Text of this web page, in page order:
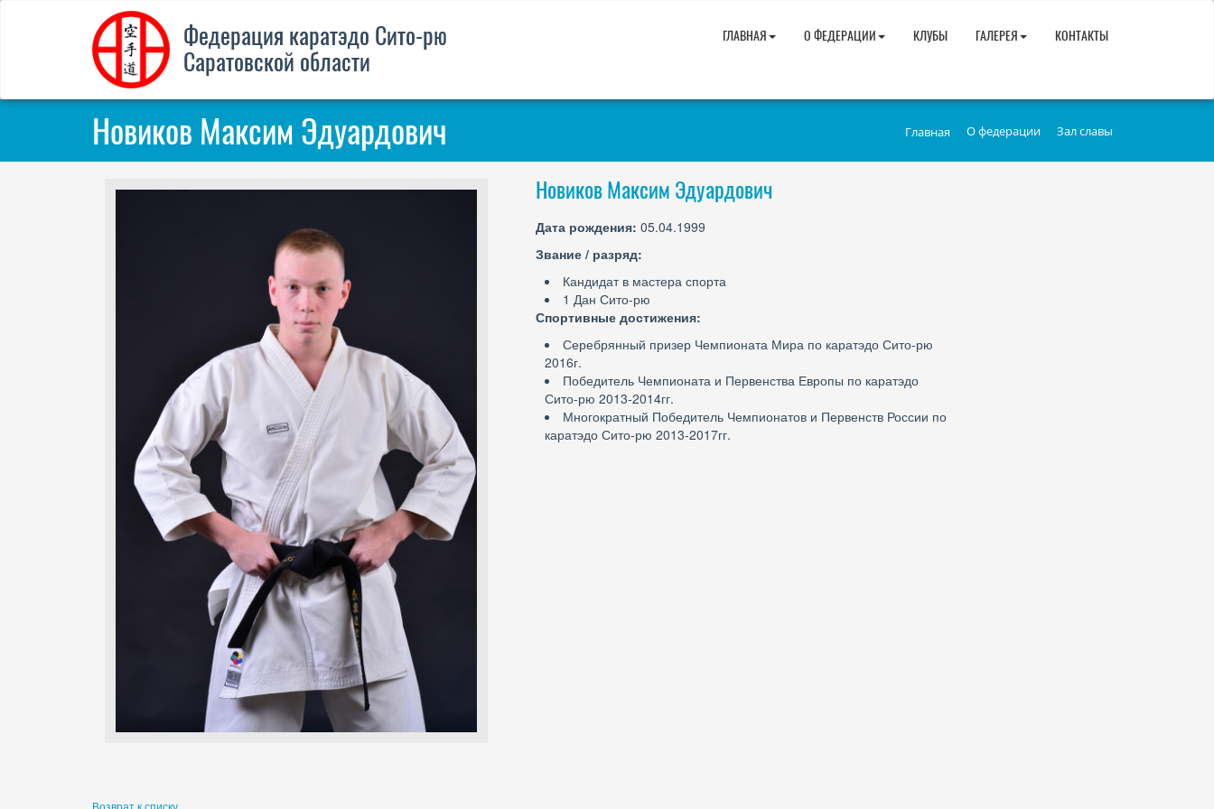
Федерация каратэдо Cито-рю
Саратовской области
ГЛАВНАЯ О ФЕДЕРАЦИИ КЛУБЫ ГАЛЕРЕЯ КОНТАКТЫ
Новиков Максим Эдуардович Главная О федерации Зал славы
Новиков Максим Эдуардович
Дата рождения: 05.04.1999
Звание / разряд:
Кандидат в мастера спорта
1 Дан Сито-рю
Спортивные достижения:
Серебрянный призер Чемпионата Мира по каратэдо Сито-рю
2016г.
Победитель Чемпионата и Первенства Европы по каратэдо
Сито-рю 2013-2014гг.
Многократный Победитель Чемпионатов и Первенств России по
каратэдо Сито-рю 2013-2017гг.
Возврат к списку